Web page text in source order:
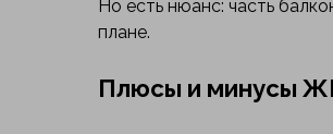
Но есть нюанс: часть
плане.
Плюсы и минусы